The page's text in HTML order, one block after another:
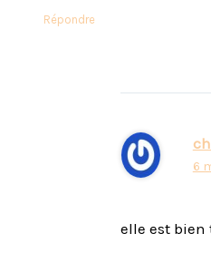
Répondre
6
elle est